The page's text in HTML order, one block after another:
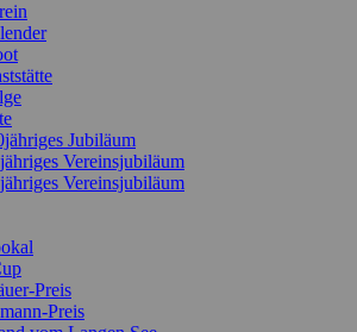
Jubiläum
Vereinsjubiläum
Vereinsjubiläum
Preis
Preis